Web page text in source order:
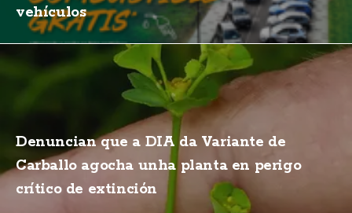
vehículos
Denuncian que a DIA da Variante de
Carballo agocha unha planta en perigo
crítico de extinción